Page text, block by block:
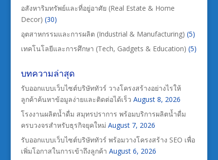
อสังหาริมทรัพย์และที่อยู่อาศัย (Real Estate & Home
Decor) (30)
อุตสาหกรรมและการผลิต (Industrial & Manufacturing) (5)
เทคโนโลยีและการศึกษา (Tech, Gadgets & Education) (5)
บทความล่าสุด
รับออกแบบเว็บไซต์บริษัททัวร์ วางโครงสร้างอย่างไรให้
ลูกค้าค้นหาข้อมูลง่ายและติดต่อได้เร็ว August 8, 2026
โรงงานผลิตน้ำดื่ม สมุทรปราการ พร้อมบริการผลิตน้ำดื่ม
ครบวงจรสำหรับธุรกิจยุคใหม่ August 7, 2026
รับออกแบบเว็บไซต์บริษัททัวร์ พร้อมวางโครงสร้าง SEO เพื่อ
เพิ่มโอกาสในการเข้าถึงลูกค้า August 6, 2026